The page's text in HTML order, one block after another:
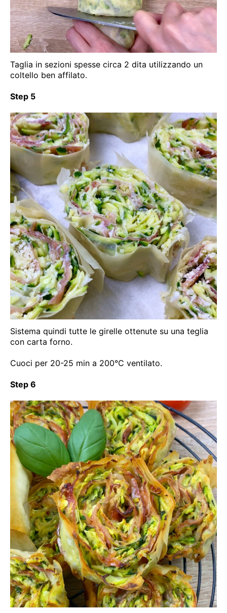
Taglia in sezioni spesse circa 2 dita utilizzando un
coltello ben affilato.
Step 5
Sistema quindi tutte le girelle ottenute su una teglia
con carta forno.
Cuoci per 20-25 min a 200°C ventilato.
Step 6